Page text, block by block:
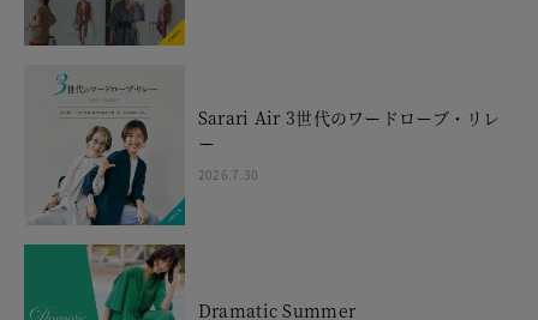
Sarari Air 3世代のワードローブ・リレ
ー
2026.7.30
Dramatic Summer